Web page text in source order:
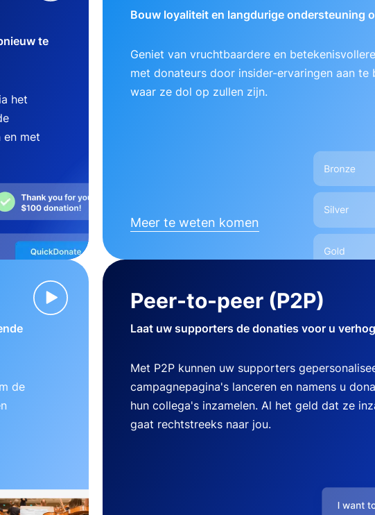
te
het
en met
Bouw loyaliteit en langdurige ondersteuning
Geniet van vruchtbaardere en
met donateurs door insider-ervaringen aan te
waar ze dol op zullen zijn.
Meer te weten komen
de
Peer-to-peer (P2P)
Laat uw supporters de donaties voor u
Met P2P kunnen uw supporters
campagnepagina's lanceren en namens u
hun collega's inzamelen. Al het geld dat ze
gaat rechtstreeks naar jou.